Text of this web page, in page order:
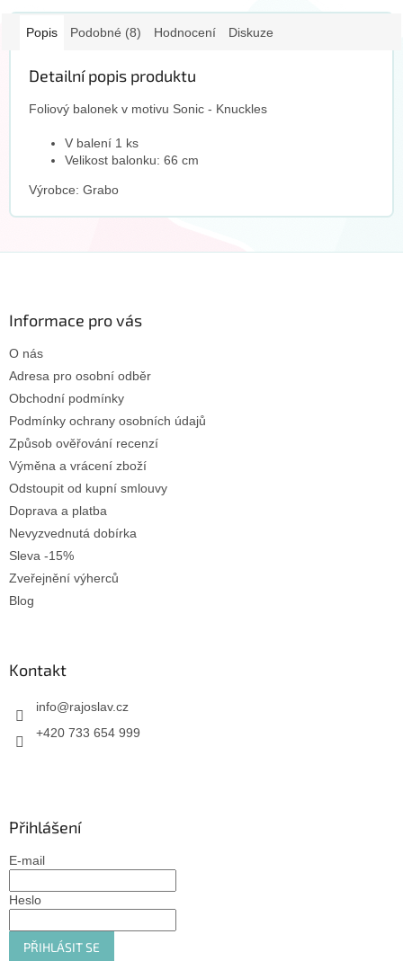
Popis Podobné (8) Hodnocení Diskuze
Detailní popis produktu
Foliový balonek v motivu Sonic - Knuckles
V balení 1 ks
Velikost balonku: 66 cm
Výrobce: Grabo
Informace pro vás
O nás
Adresa pro osobní odběr
Obchodní podmínky
Podmínky ochrany osobních údajů
Způsob ověřování recenzí
Výměna a vrácení zboží
Odstoupit od kupní smlouvy
Doprava a platba
Nevyzvednutá dobírka
Sleva -15%
Zveřejnění výherců
Blog
Kontakt
info@rajoslav.cz
+420 733 654 999
Přihlášení
E-mail
Heslo
PŘIHLÁSIT SE